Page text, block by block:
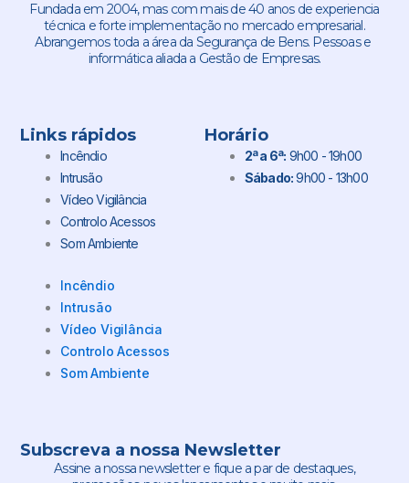
Fundada em 2004, mas com mais de 40 anos de experiencia
técnica e forte implementação no mercado empresarial.
Abrangemos toda a área da Segurança de Bens. Pessoas e
informática aliada a Gestão de Empresas.
Links rápidos
Incêndio
Intrusão
Vídeo Vigilância
Controlo Acessos
Som Ambiente
Incêndio
Intrusão
Vídeo Vigilância
Controlo Acessos
Som Ambiente
Horário
2ª a 6ª: 9h00 - 19h00
Sábado:9h00 - 13h00
Subscreva a nossa Newsletter
Assine a nossa newsletter e fique a par de destaques,